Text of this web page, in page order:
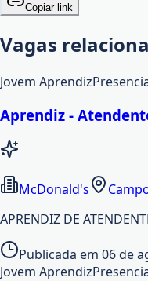
Copiar link
Vagas
Jovem Aprendiz
Aprendiz -
McDonald's
APRENDIZ DE
Publicada em 06 de
Jovem Aprendiz